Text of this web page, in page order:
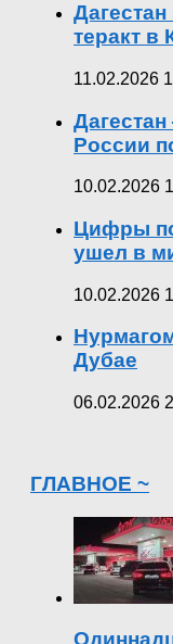
теракт
11.02.2026
России
10.02.2026
Цифры
ушел в
10.02.2026
Дубае
06.02.2026
ГЛАВНОЕ ~